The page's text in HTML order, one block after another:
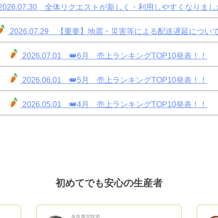
全体リクエストが新しく・利用しやすくなりまし
2026.07.29 【重要】地震・災害等による配送遅延につい
2026.07.01 👑6月 売上ランキングTOP10発表！！
2026.06.01 👑5月 売上ランキングTOP10発表！！
2026.05.01 👑4月 売上ランキングTOP10発表！！
初めてでも安心の生産者
奈良県宇陀市